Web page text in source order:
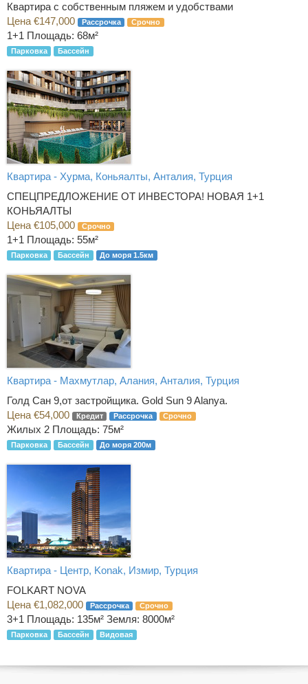
Квартира с собственным пляжем и удобствами
Цена €147,000
Рассрочка Срочно
1+1 Площадь: 68м²
Парковка Бассейн
Квартира - Хурма, Коньяалты, Анталия, Турция
СПЕЦПРЕДЛОЖЕНИЕ ОТ ИНВЕСТОРА! НОВАЯ 1+1
КОНЬЯАЛТЫ
Цена €105,000
Срочно
1+1 Площадь: 55м²
Парковка Бассейн До моря 1.5км
Квартира - Махмутлар, Алания, Анталия, Турция
Голд Сан 9,от застройщика. Gold Sun 9 Alanya.
Цена €54,000
Кредит Рассрочка Срочно
Жилых 2 Площадь: 75м²
Парковка Бассейн До моря 200м
Квартира - Центр, Konak, Измир, Турция
FOLKART NOVA
Цена €1,082,000
Рассрочка Срочно
3+1 Площадь: 135м² Земля: 8000м²
Парковка Бассейн Видовая